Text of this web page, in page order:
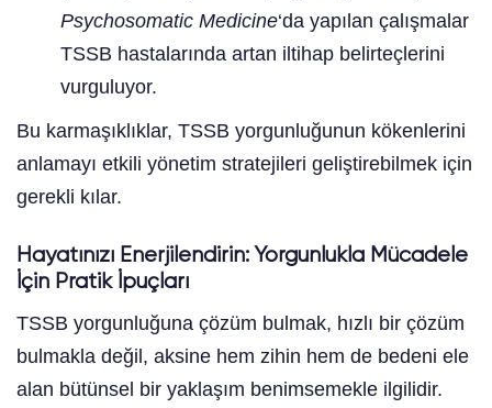
Psychosomatic Medicine‘da yapılan çalışmalar
TSSB hastalarında artan iltihap belirteçlerini
vurguluyor.
Bu karmaşıklıklar, TSSB yorgunluğunun kökenlerini
anlamayı etkili yönetim stratejileri geliştirebilmek için
gerekli kılar.
Hayatınızı Enerjilendirin: Yorgunlukla Mücadele
İçin Pratik İpuçları
TSSB yorgunluğuna çözüm bulmak, hızlı bir çözüm
bulmakla değil, aksine hem zihin hem de bedeni ele
alan bütünsel bir yaklaşım benimsemekle ilgilidir.